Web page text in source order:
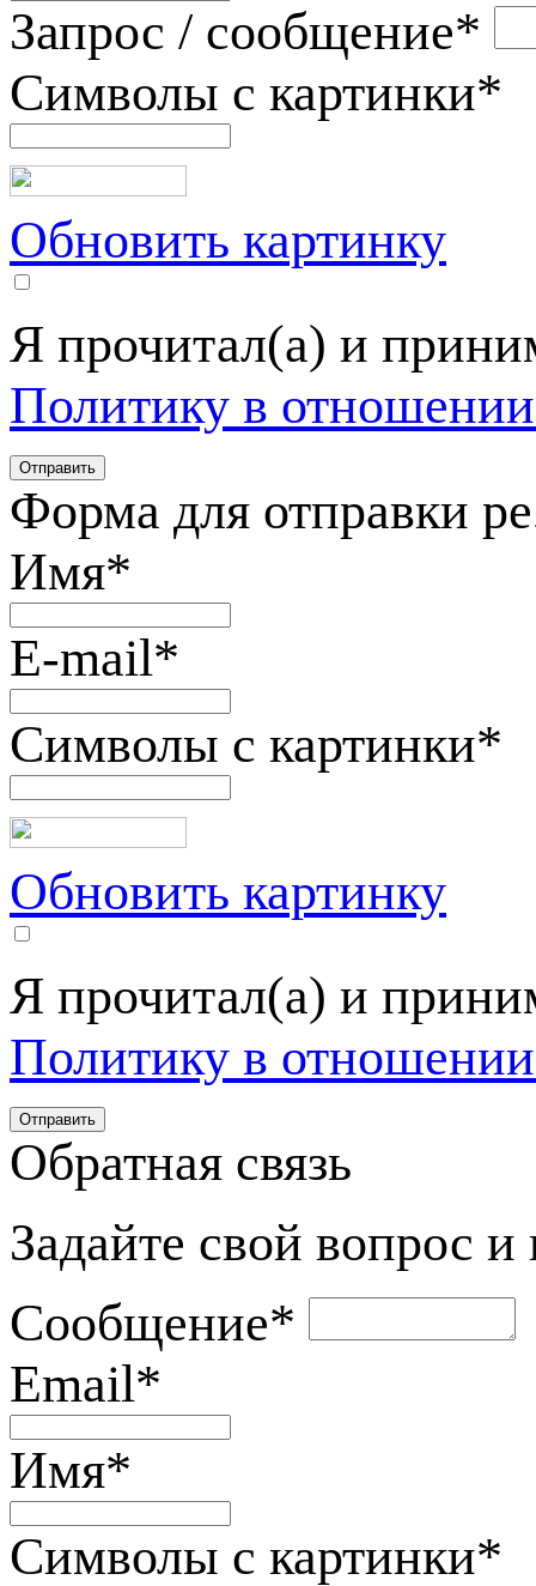
Запрос / сообщение*
Символы с картинки*
Обновить картинку
Я прочитал(а) и
Политику в
Форма для отправки
Имя*
E-mail*
Символы с картинки*
Обновить картинку
Я прочитал(а) и
Политику в
Обратная связь
Задайте свой вопрос
Сообщение*
Email*
Имя*
Символы с картинки*